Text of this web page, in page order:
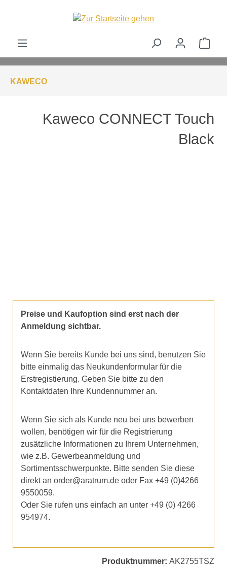
KAWECO
Kaweco CONNECT Touch
Black
Preise und Kaufoption sind erst nach der
Anmeldung sichtbar.
Wenn Sie bereits Kunde bei uns sind, benutzen Sie
bitte einmalig das Neukundenformular für die
Erstregistierung. Geben Sie bitte zu den
Kontaktdaten Ihre Kundennummer an.
Wenn Sie sich als Kunde neu bei uns bewerben
wollen, benötigen wir für die Registrierung
zusätzliche Informationen zu Ihrem Unternehmen,
wie z.B. Gewerbeanmeldung und
Sortimentsschwerpunkte. Bitte senden Sie diese
direkt an order@aratrum.de oder Fax +49 (0)4266
9550059.
Oder Sie rufen uns einfach an unter +49 (0) 4266
954974.
Produktnummer: AK2755TSZ